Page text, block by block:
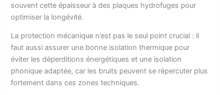
souvent cette épaisseur à des plaques hydrofuges pour
optimiser la longévité.
La protection mécanique n’est pas le seul point crucial : il
faut aussi assurer une bonne isolation thermique pour
éviter les déperditions énergétiques et une isolation
phonique adaptée, car les bruits peuvent se répercuter plus
fortement dans ces zones techniques.